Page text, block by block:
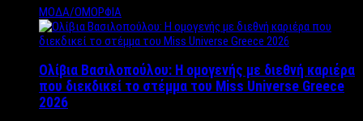
ΜΟΔΑ/ΟΜΟΡΦΙΑ
Ολίβια Βασιλοπούλου: Η ομογενής με διεθνή καριέρα
που διεκδικεί το στέμμα του Miss Universe Greece
2026